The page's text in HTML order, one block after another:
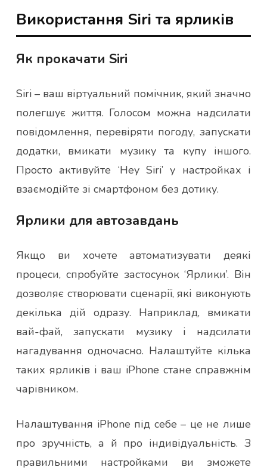
Використання Siri та ярликів
Як прокачати Siri
Siri – ваш віртуальний помічник, який значно
полегшує життя. Голосом можна надсилати
повідомлення, перевіряти погоду, запускати
додатки, вмикати музику та купу іншого.
Просто активуйте ‘Hey Siri’ у настройках і
взаємодійте зі смартфоном без дотику.
Ярлики для автозавдань
Якщо ви хочете автоматизувати деякі
процеси, спробуйте застосунок ‘Ярлики’. Він
дозволяє створювати сценарії, які виконують
декілька дій одразу. Наприклад, вмикати
вай-фай, запускати музику і надсилати
нагадування одночасно. Налаштуйте кілька
таких ярликів і ваш iPhone стане справжнім
чарівником.
Налаштування iPhone під себе – це не лише
про зручність, а й про індивідуальність. З
правильними настройками ви зможете